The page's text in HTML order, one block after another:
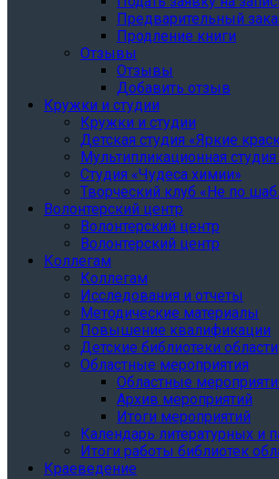
Предварительный
Продление книги
Отзывы
Отзывы
Добавить отзыв
Кружки и студии
Кружки и студии
Детская студия «Яркие
Мультипликационная студия
Студия «Чудеса химии»
Творческий клуб «Не по
Волонтерский центр
Волонтерский центр
Волонтерский центр
Коллегам
Коллегам
Исследования и отчеты
Методические материалы
Повышение квалификации
Детские библиотеки области
Областные мероприятия
Областные
Архив мероприятий
Итоги мероприятий
Календарь литературных и
Итоги работы библиотек
Краеведение